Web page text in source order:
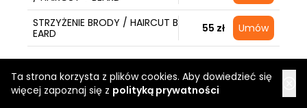
Ta strona korzysta z plików cookies. Aby dowiedzieć się
więcej zapoznaj się z polityką prywatności
STRZYŻENIE BRODY / HAIRCUT B
EARD
55 zł Umów